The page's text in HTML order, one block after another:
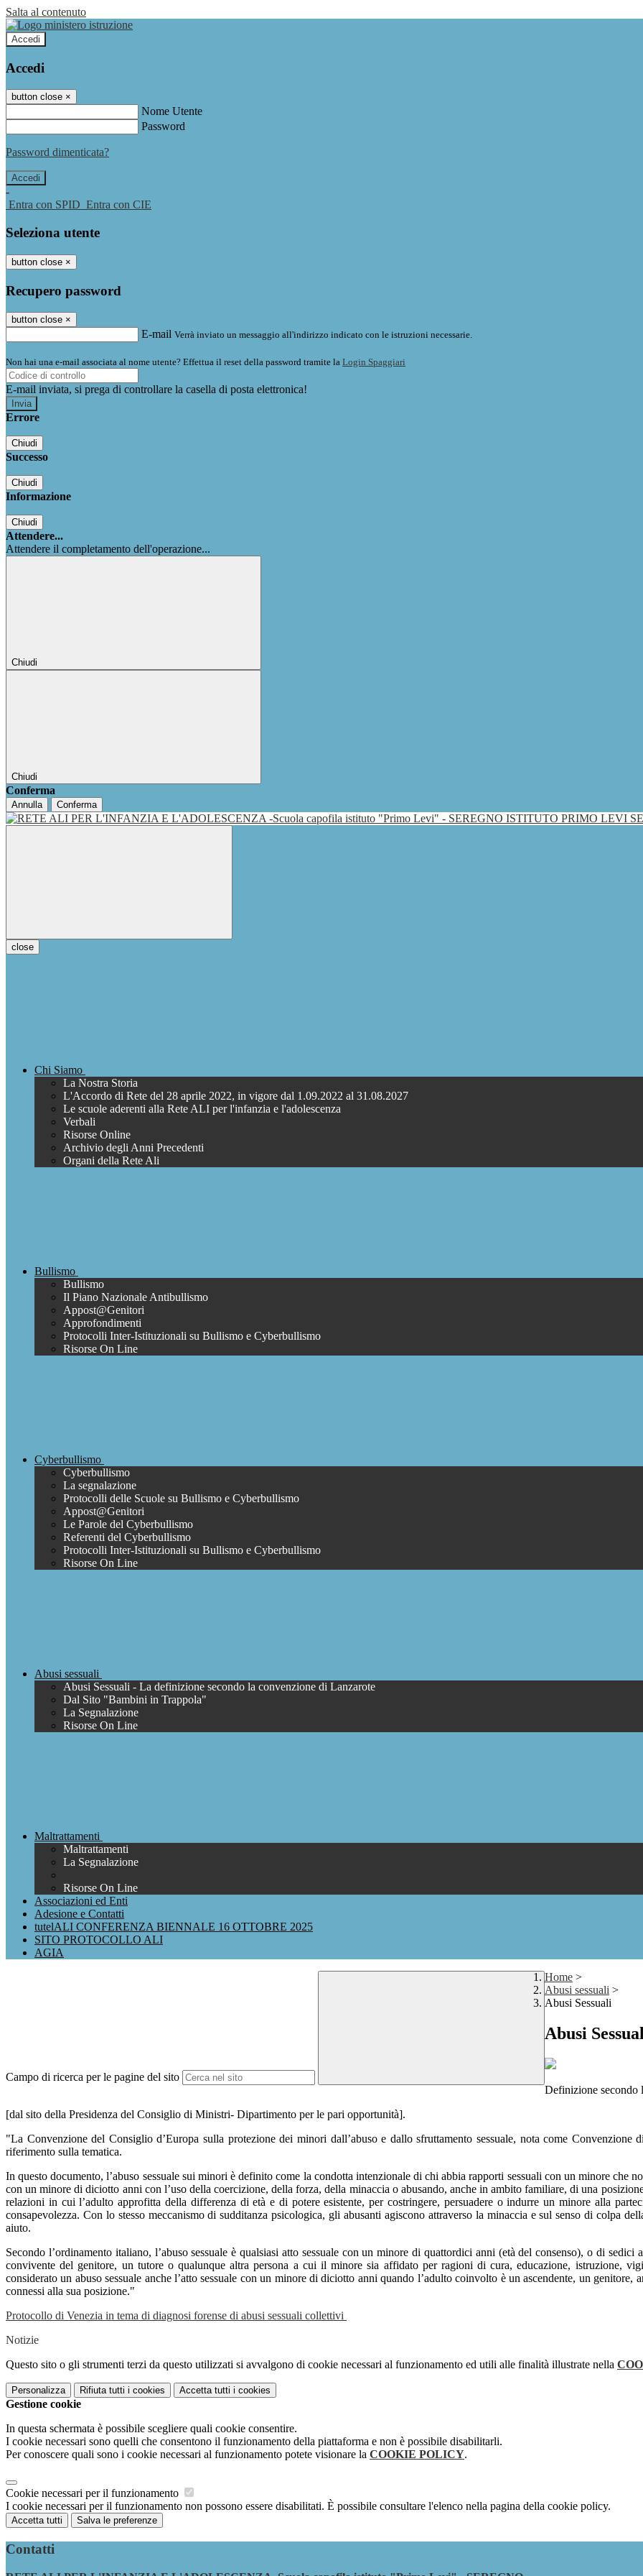
Salta al contenuto
Accedi
Accedi
button close ×
Nome Utente
Password
Password dimenticata?
-
Entra con SPID Entra con CIE
Seleziona utente
button close ×
Recupero password
button close ×
E-mail Verrà inviato un messaggio all'indirizzo indicato con le istruzioni necessarie.
Non hai una e-mail associata al nome utente? Effettua il reset della password tramite la Login Spaggiari
E-mail inviata, si prega di controllare la casella di posta elettronica!
Errore
Chiudi
Successo
Chiudi
Informazione
Chiudi
Attendere...
Attendere il completamento dell'operazione...
Chiudi
Chiudi
Conferma
Annulla Conferma
ISTITUTO PRIMO LEVI
close
Chi Siamo
La Nostra Storia
L'Accordo di Rete del 28 aprile 2022, in vigore dal 1.09.2022 al 31.08.2027
Le scuole aderenti alla Rete ALI per l'infanzia e l'adolescenza
Verbali
Risorse Online
Archivio degli Anni Precedenti
Organi della Rete Ali
Bullismo
Bullismo
Il Piano Nazionale Antibullismo
Appost@Genitori
Approfondimenti
Protocolli Inter-Istituzionali su Bullismo e Cyberbullismo
Risorse On Line
Cyberbullismo
Cyberbullismo
La segnalazione
Protocolli delle Scuole su Bullismo e Cyberbullismo
Appost@Genitori
Le Parole del Cyberbullismo
Referenti del Cyberbullismo
Protocolli Inter-Istituzionali su Bullismo e Cyberbullismo
Risorse On Line
Abusi sessuali
Abusi Sessuali - La definizione secondo la convenzione di Lanzarote
Dal Sito "Bambini in Trappola"
La Segnalazione
Risorse On Line
Maltrattamenti
Maltrattamenti
La Segnalazione
Risorse On Line
Associazioni ed Enti
Adesione e Contatti
tutelALI CONFERENZA BIENNALE 16 OTTOBRE 2025
SITO PROTOCOLLO ALI
AGIA
Campo di ricerca per le pagine del sito
Home >
Abusi sessuali >
Abusi Sessuali
Abusi
Definizione secondo
[dal sito della Presidenza del Consiglio di Ministri- Dipartimento per le pari opportunità].
"La Convenzione del Consiglio d’Europa sulla protezione dei minori dall’abuso e dallo sfruttamento sessuale, nota come
riferimento sulla tematica.
In questo documento, l’abuso sessuale sui minori è definito come la condotta intenzionale di chi abbia rapporti sessuali con un minore che
con un minore di diciotto anni con l’uso della coercizione, della forza, della minaccia o abusando, anche in ambito familiare, di una
relazioni in cui l’adulto approfitta della differenza di età e di potere esistente, per costringere, persuadere o indurre un minore alla
consapevolezza. Con lo stesso meccanismo di sudditanza psicologica, gli abusanti agiscono attraverso la minaccia e sul senso di colpa
aiuto.
Secondo l’ordinamento italiano, l’abuso sessuale è qualsiasi atto sessuale con un minore di quattordici anni (età del consenso), o di
convivente del genitore, un tutore o qualunque altra persona a cui il minore sia affidato per ragioni di cura, educazione, istruzione,
considerato un abuso sessuale anche l’atto sessuale con un minore di diciotto anni quando l’adulto coinvolto è un ascendente, un
connessi alla sua posizione."
Protocollo di Venezia in tema di diagnosi forense di abusi sessuali collettivi
Notizie
Questo sito o gli strumenti terzi da questo utilizzati si avvalgono di cookie necessari al funzionamento ed utili alle finalità illustrate nella
Personalizza Rifiuta tutti i cookies Accetta tutti i cookies
Gestione cookie
In questa schermata è possibile scegliere quali cookie consentire.
I cookie necessari sono quelli che consentono il funzionamento della piattaforma e non è possibile disabilitarli.
Per conoscere quali sono i cookie necessari al funzionamento potete visionare la COOKIE POLICY.
Cookie necessari per il funzionamento
I cookie necessari per il funzionamento non possono essere disabilitati. È possibile consultare l'elenco nella pagina della cookie policy.
Accetta tutti Salva le preferenze
Contatti